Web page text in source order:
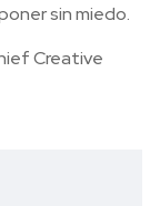
sin miedo.
Creative